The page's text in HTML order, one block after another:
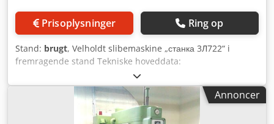
produktionen.
Prisoplysninger Ring op
Stand: brugt, Velholdt slibemaskine „станка 3Л722“ i
fremragende stand Tekniske hoveddata:
Nøjagtighedsklasse: А Maksimale
arbejdsemnedimensioner (længde x bredde x højde): 1250
х 400 х 400 mm Maksimale dimensioner på
elektromagnetisk bord: 1250 х 400 х 280 mm Mindste
Annoncer